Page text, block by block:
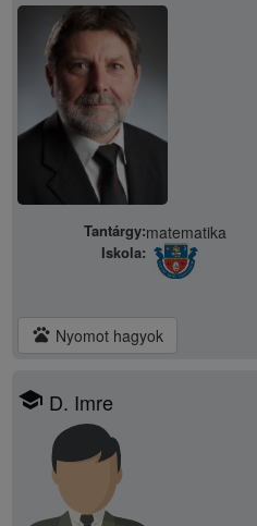
Tantárgy:matematika
Iskola:
pets Nyomot hagyok
school D. Imre